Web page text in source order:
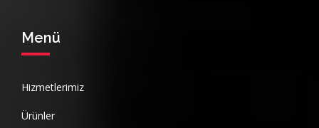
Menü
Hizmetlerimiz
Ürünler